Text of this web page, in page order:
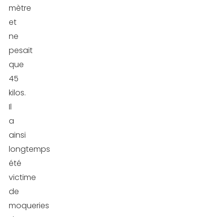
mètre
et
ne
pesait
que
45
kilos.
Il
a
ainsi
longtemps
été
victime
de
moqueries